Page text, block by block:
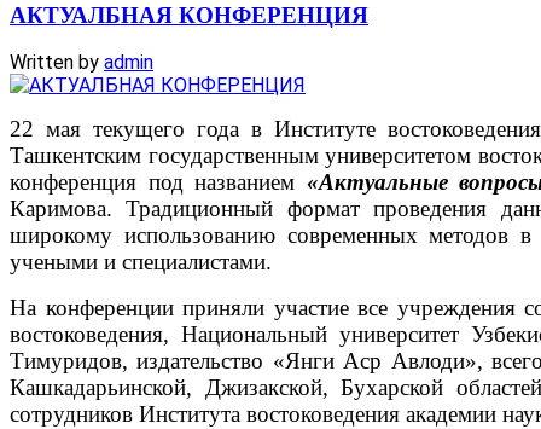
АКТУАЛБНАЯ КОНФЕРЕНЦИЯ
Written by admin
22 мая текущего года в Институте
Ташкентским государственным университетом
конференция под названием «Актуальные
Каримова. Традиционный формат проведения
широкому использованию современных методов
учеными и специалистами.
На конференции приняли участие все учреждения
востоковедения, Национальный университет
Тимуридов, издательство «Янги Аср Авлоди»,
Кашкадарьинской, Джизакской, Бухарской
сотрудников Института востоковедения академии